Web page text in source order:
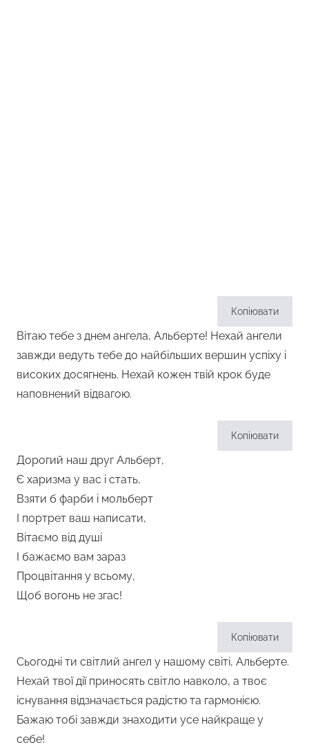
Копіювати
Вітаю тебе з днем ангела, Альберте! Нехай ангели
завжди ведуть тебе до найбільших вершин успіху і
високих досягнень. Нехай кожен твій крок буде
наповнений відвагою.
Копіювати
Дорогий наш друг Альберт,
Є харизма у вас і стать,
Взяти б фарби і мольберт
І портрет ваш написати,
Вітаємо від душі
І бажаємо вам зараз
Процвітання у всьому,
Щоб вогонь не згас!
Копіювати
Сьогодні ти світлий ангел у нашому світі, Альберте.
Нехай твої дії приносять світло навколо, а твоє
існування відзначається радістю та гармонією.
Бажаю тобі завжди знаходити усе найкраще у
себе!